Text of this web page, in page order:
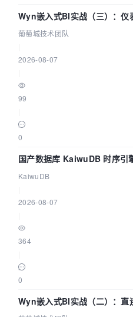
Wyn嵌入式BI实战（三）：仪
数联动全闭环
葡萄城技术团队
2026-08-07
99
0
国产数据库 KaiwuDB 时序
技术路径
KaiwuDB
2026-08-07
364
0
Wyn嵌入式BI实战（二）：直